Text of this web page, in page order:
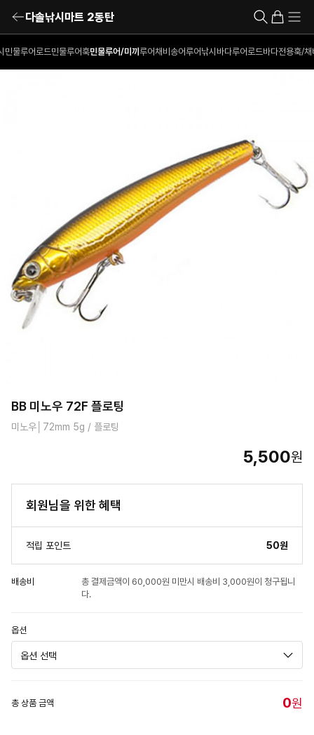
다솔낚시마트 2동탄
민물루어로드민물루어훅민물루어/미끼 루어채비 송어루어낚시 바다루어로드바다전용훅/채
BB 미노우 72F 플로팅
미노우│72mm 5g / 플로팅
5,500원
회원님을 위한 혜택
적립 포인트 50원
배송비
총 결제금액이 60,000원 미만시 배송비 3,000원이 청구됩니
다.
옵션
총 상품 금액 0원